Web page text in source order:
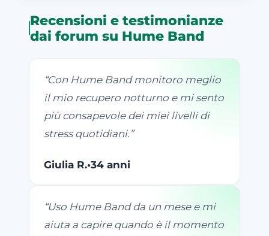
Recensioni e testimonianze
dai forum su Hume Band
“Con Hume Band monitoro meglio
il mio recupero notturno e mi sento
più consapevole dei miei livelli di
stress quotidiani. ”
Giulia R.•34 anni
“Uso Hume Band da un mese e mi
aiuta a capire quando è il momento